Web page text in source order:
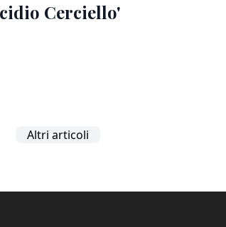
Cerciello'
Altri articoli